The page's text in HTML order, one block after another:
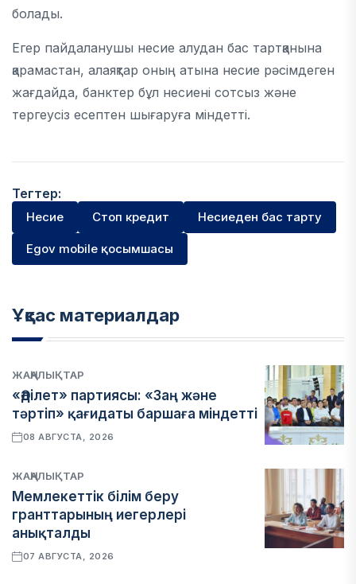
болады.
Егер пайдаланушы несие алудан бас тартқанына
қарамастан, алаяқтар оның атына несие рәсімдеген
жағдайда, банктер бұл несиені сотсыз және
тергеусіз есептен шығаруға міндетті.
Тегтер:
Несие Стоп кредит Несиеден бас тарту
Egov mobile қосымшасы
Ұқсас материалдар
ЖАҢАЛЫҚТАР
«Әділет» партиясы: «Заң және
тәртіп» қағидаты баршаға міндетті
08 АВГУСТА, 2026
ЖАҢАЛЫҚТАР
Мемлекеттік білім беру
гранттарының иегерлері
анықталды
07 АВГУСТА, 2026